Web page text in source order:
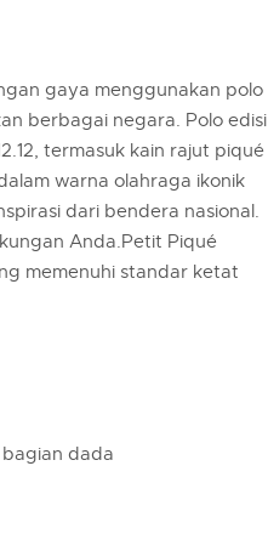
gaya menggunakan polo
berbagai negara. Polo edisi
termasuk kain rajut piqué
warna olahraga ikonik
dari bendera nasional.
Anda.Petit Piqué
memenuhi standar ketat
dada